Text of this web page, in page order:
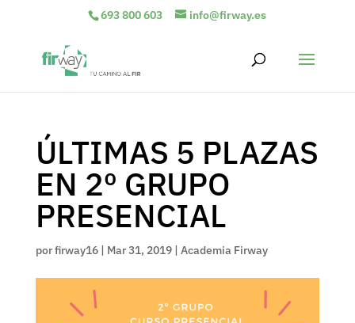
693 800 603 info@firway.es
ÚLTIMAS 5 PLAZAS
EN 2º GRUPO
PRESENCIAL
porfirway16| Mar 31, 2019| Academia Firway